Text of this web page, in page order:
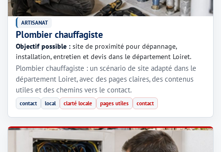
ARTISANAT
Plombier chauffagiste
Objectif possible : site de proximité pour dépannage,
installation, entretien et devis dans le département Loiret.
Plombier chauffagiste : un scénario de site adapté dans le
département Loiret, avec des pages claires, des contenus
utiles et des chemins vers le contact.
contact local clarté locale pages utiles contact